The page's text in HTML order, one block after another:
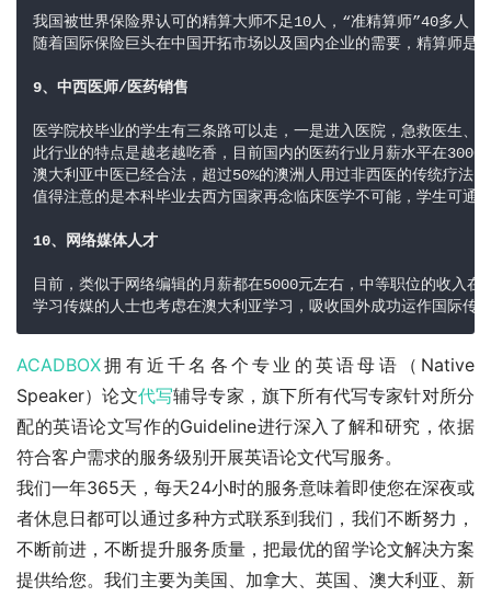
我国被世界保险界认可的精算大师不足10人，“准精算师”40多人
随着国际保险巨头在中国开拓市场以及国内企业的需要，精算师
9、中西医师/医药销售
医学院校毕业的学生有三条路可以走，一是进入医院，急救医生
此行业的特点是越老越吃香，目前国内的医药行业月薪水平在
澳大利亚中医已经合法，超过50%的澳洲人用过非西医的传统疗法
值得注意的是本科毕业去西方国家再念临床医学不可能，学生可
目前，类似于网络编辑的月薪都在5000元左右，中等职位的收入
学习传媒的人士也考虑在澳大利亚学习，吸收国外成功运作国际
ACADBOX拥有近千名各个专业的英语母语（Native
Speaker）论文代写辅导专家，旗下所有代写专家针对所分
配的英语论文写作的Guideline进行深入了解和研究，依据
符合客户需求的服务级别开展英语论文代写服务。
我们一年365天，每天24小时的服务意味着即使您在深夜或
者休息日都可以通过多种方式联系到我们，我们不断努力，
不断前进，不断提升服务质量，把最优的留学论文解决方案
提供给您。我们主要为美国、加拿大、英国、澳大利亚、新